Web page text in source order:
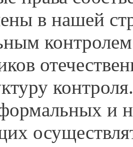
в нашей
и